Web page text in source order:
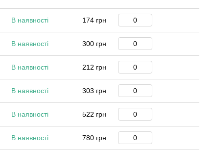
В наявності 174 грн
В наявності 300 грн
В наявності 212 грн
В наявності 303 грн
В наявності 522 грн
В наявності 780 грн